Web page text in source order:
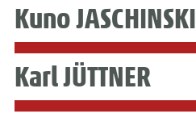
Kuno JASCHINSKI
Karl JÜTTNER